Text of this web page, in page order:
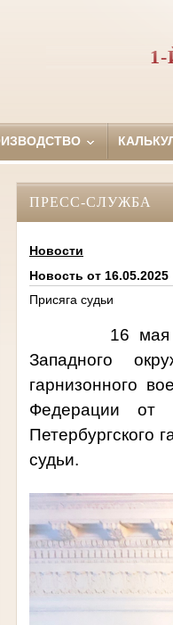
ПРЕСС-СЛУЖБА
Новости
Новость от 16.05.2025
Присяга судьи
16 мая 2025
Западного
гарнизонного
Федерации
Петербургского
судьи.